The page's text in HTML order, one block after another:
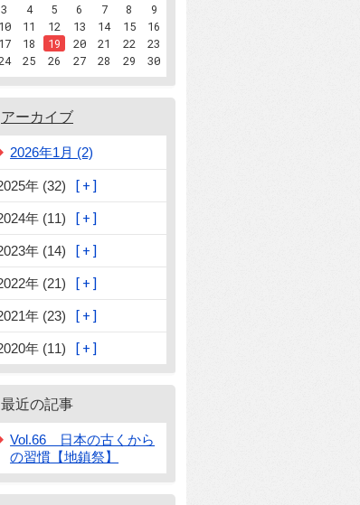
3
4 5 6 7 8
9
10
11 12 13 14 15
16
17
18 19 20 21 22
23
25 26 27 28 29 30
アーカイブ
2026年1月 (2)
年 (32)
年 (11)
年 (14)
年 (21)
年 (23)
年 (11)
最近の記事
Vol.66 日本の古くから
の習慣【地鎮祭】